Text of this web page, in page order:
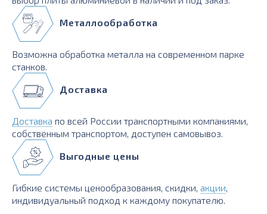
Металлообработка
Возможна обработка металла на современном парке
станков.
Доставка
Доставка по всей России транспортными компаниями,
собственным транспортом, доступен самовывоз.
Выгодные цены
Гибкие системы ценообразования, скидки, акции,
индивидуальный подход к каждому покупателю.